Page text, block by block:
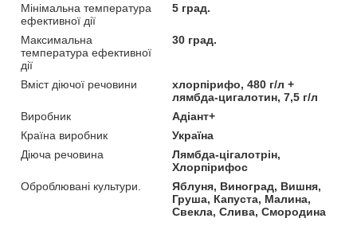
Мінімальна температура
ефективної дії
5 град.
Максимальна
температура ефективної
дії
30 град.
Вміст діючої речовини
хлорпірифо, 480 г/л +
лямбда-цигалотин, 7,5 г/л
Виробник
Адіант+
Країна виробник
Україна
Діюча речовина
Лямбда-цігалотрін,
Хлорпірифос
Оброблювані культури.
Яблуня, Виноград, Вишня,
Груша, Капуста, Малина,
Свекла, Слива, Смородина